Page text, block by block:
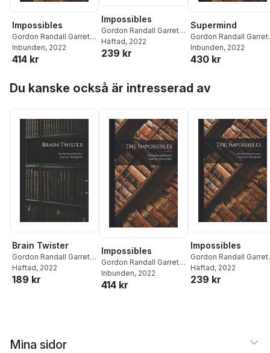
Impossibles
Gordon Randall Garrett ,
Laurence Mark Janifer
Inbunden, 2022
414 kr
Impossibles
Gordon Randall Garrett ,
Laurence Mark Janifer
Häftad, 2022
239 kr
Supermind
Gordon Randall Garrett
Laurence Mark Janifer
Inbunden, 2022
430 kr
Du kanske också är intresserad av
Brain Twister
Gordon Randall Garrett ,
Laurence Mark Janifer
Häftad, 2022
189 kr
Impossibles
Gordon Randall Garrett ,
Laurence Mark Janifer
Inbunden, 2022
414 kr
Impossibles
Gordon Randall Garrett
Laurence Mark Janifer
Häftad, 2022
239 kr
Mina sidor